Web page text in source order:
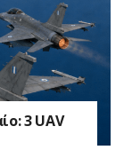
3 UAV